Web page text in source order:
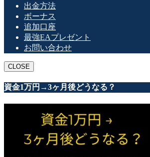
出金方法
ボーナス
追加口座
最強EAプレゼント
お問い合わせ
CLOSE
資金1万円→3ヶ月後どうなる？